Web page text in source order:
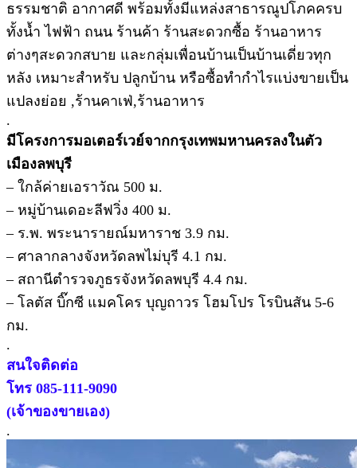
ธรรมชาติ อากาศดี พร้อมทั้งมีแหล่งสาธารณูปโภคครบ
ทั้งน้ำ ไฟฟ้า ถนน ร้านค้า ร้านสะดวกซื้อ ร้านอาหาร
ต่างๆสะดวกสบาย และกลุ่มเพื่อนบ้านเป็นบ้านเดี่ยวทุก
หลัง เหมาะสำหรับ ปลูกบ้าน หรือซื้อทำกำไรแบ่งขายเป็น
แปลงย่อย ,ร้านคาเฟ่,ร้านอาหาร
.
มีโครงการมอเตอร์เวย์จากกรุงเทพมหานครลงในตัว
เมืองลพบุรี
– ใกล้ค่ายเอราวัณ 500 ม.
– หมู่บ้านเดอะลีฟวิ่ง 400 ม.
– ร.พ. พระนารายณ์มหาราช 3.9 กม.
– ศาลากลางจังหวัดลพไม่บุรี 4.1 กม.
– สถานีตำรวจภูธรจังหวัดลพบุรี 4.4 กม.
– โลตัส บิ๊กซี แมคโคร บุญถาวร โฮมโปร โรบินสัน 5-6
กม.
.
สนใจติดต่อ
โทร 085-111-9090
(เจ้าของขายเอง)
.